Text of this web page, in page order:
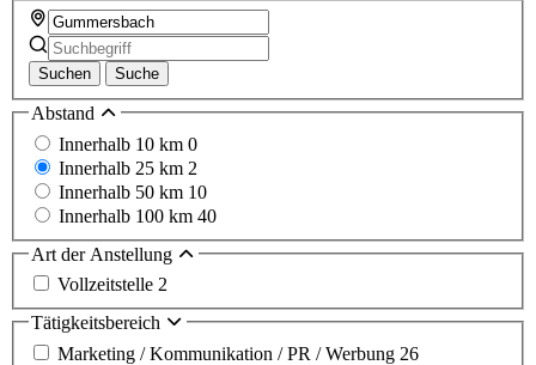
Suchen Suche
Abstand
Innerhalb 10 km 0
Innerhalb 25 km 2
Innerhalb 50 km 10
Innerhalb 100 km 40
Art der Anstellung
Vollzeitstelle 2
Tätigkeitsbereich
Marketing / Kommunikation / PR / Werbung 26